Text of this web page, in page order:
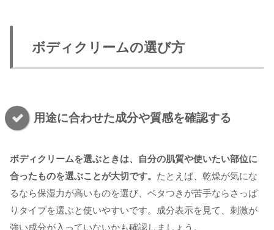
ボディクリームの選び方
用途に合わせた成分や質感を確認する
ボディクリームを選ぶときは、自分の肌質や使いたい部位に
合ったものを選ぶことが大切です。 たとえば、乾燥が気にな
るなら保湿力が高いものを選び、ベタつきが苦手ならさっぱ
りタイプを選ぶと使いやすいです。成分表示を見て、刺激が
強い成分が入っていないかも確認しましょう。